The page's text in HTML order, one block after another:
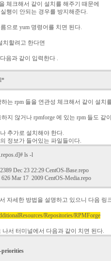
체크해서 같이 설치를 해주기 때문에
행이 안되는 경우를 방지해준다.
으로 yum 명령어를 치면 된다.
치할려고 한다면
음과 같이 입력한다 .
하는 rpm 들을 연관성 체크해서 같이 설치
지 않거나 rpmforge 에 있는 rpm 들도 같
추가로 설치해야 한다.
정보가 들어있는 파일들이다.
ls -l
Dec 23 22:29 CentOS-Base.repo
Mar 17 2009 CentOS-Media.repo
자세한 방법을 설명하고 있으니 다음 링
Repositories/RPMForge
나서 터미널에서 다음과 같이 치면 된다.
priorities